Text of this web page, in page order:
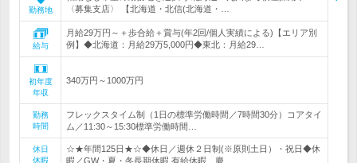
勤務地
〈募集支店〉 【北海道・北信(北海道・…
給与
月給29万円～＋歩合給＋賞与(年2回/個人実績による)【エリア別
例】◆北海道：月給29万5,000円◆東北：月給29…
初年度
年収
340万円～1000万円
勤務
時間
フレックスタイム制（1日の標準労働時間／7時間30分）コアタイ
ム／11:30～15:30標準労働時間…
休日
休暇
☆★年間125日★☆◆休日／週休２日制(※原則土日）・祝日◆休
暇／GW・夏・冬長期休暇 有給休暇、慶…